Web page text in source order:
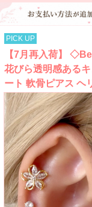
PICK UP
【7月再入荷】
花びら透明感ある
ート 軟骨ピアス ヘ